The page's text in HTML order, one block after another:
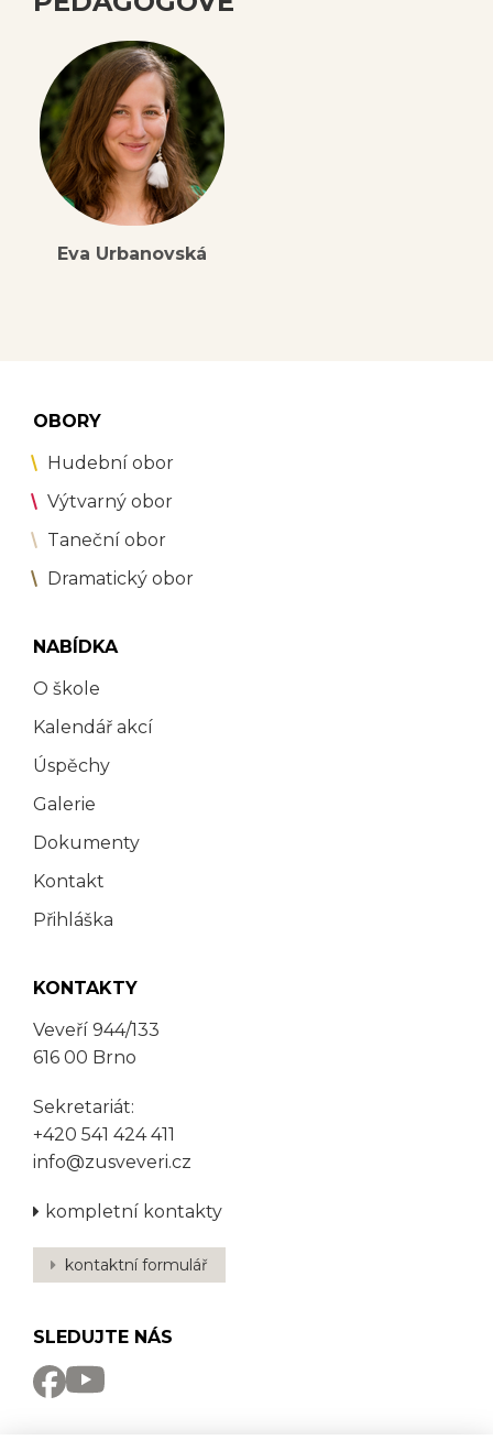
Eva Urbanovská
OBORY
Hudební obor
Výtvarný obor
Taneční obor
Dramatický obor
NABÍDKA
O škole
Kalendář akcí
Úspěchy
Galerie
Dokumenty
Kontakt
Přihláška
KONTAKTY
Veveří 944/133
616 00 Brno
Sekretariát:
+420 541 424 411
info@zusveveri.cz
kompletní kontakty
kontaktní formulář
SLEDUJTE NÁS